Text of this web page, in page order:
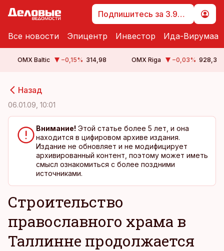
Подпишитесь за 3.99 €
Все новости Эпицентр Инвестор Ида-Вирумаа
OMX Baltic −0,15% 314,98 OMX Riga −0,03% 928,3
Назад
06.01.09, 10:01
Внимание! Этой статье более 5 лет, и она
находится в цифировом архиве издания.
Издание не обновляет и не модифицирует
архивированный контент, поэтому может иметь
смысл ознакомиться с более поздними
источниками.
Строительство
православного храма в
Таллинне продолжается